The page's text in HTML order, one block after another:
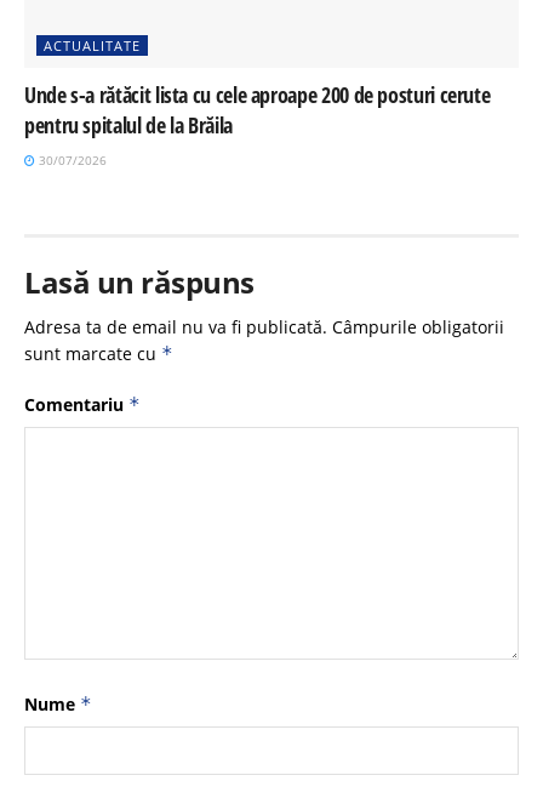
ACTUALITATE
Unde s-a rătăcit lista cu cele aproape 200 de posturi cerute
pentru spitalul de la Brăila
30/07/2026
Lasă un răspuns
Adresa ta de email nu va fi publicată. Câmpurile obligatorii
sunt marcate cu *
Comentariu *
Nume *